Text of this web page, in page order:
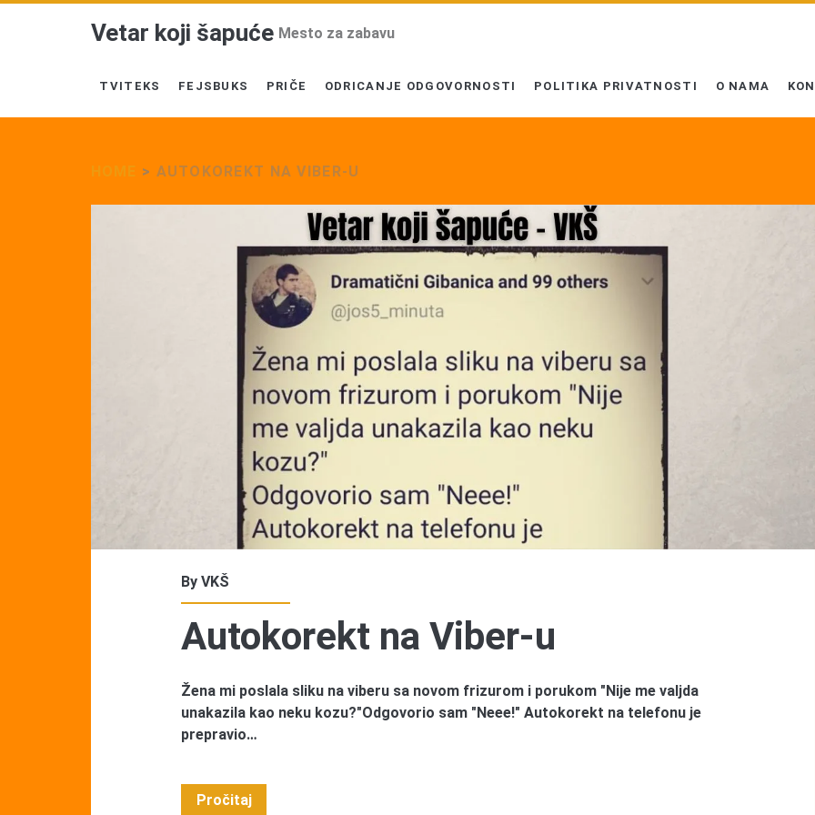
Vetar koji šapuće Mesto za zabavu
TVITEKS FEJSBUKS PRIČE ODRICANJE ODGOVORNOSTI POLITIKA PRIVATNOSTI O NAMA
> AUTOKOREKT NA VIBER-U
<span>Autokorekt
u</span>
ByVKŠ
Autokorekt na Viber-u
Žena mi poslala sliku na viberu sa novom frizurom i porukom "Nije me valjda
unakazila kao neku kozu?"Odgovorio sam "Neee!" Autokorekt na telefonu je
prepravio…
PročitajAutokorekt